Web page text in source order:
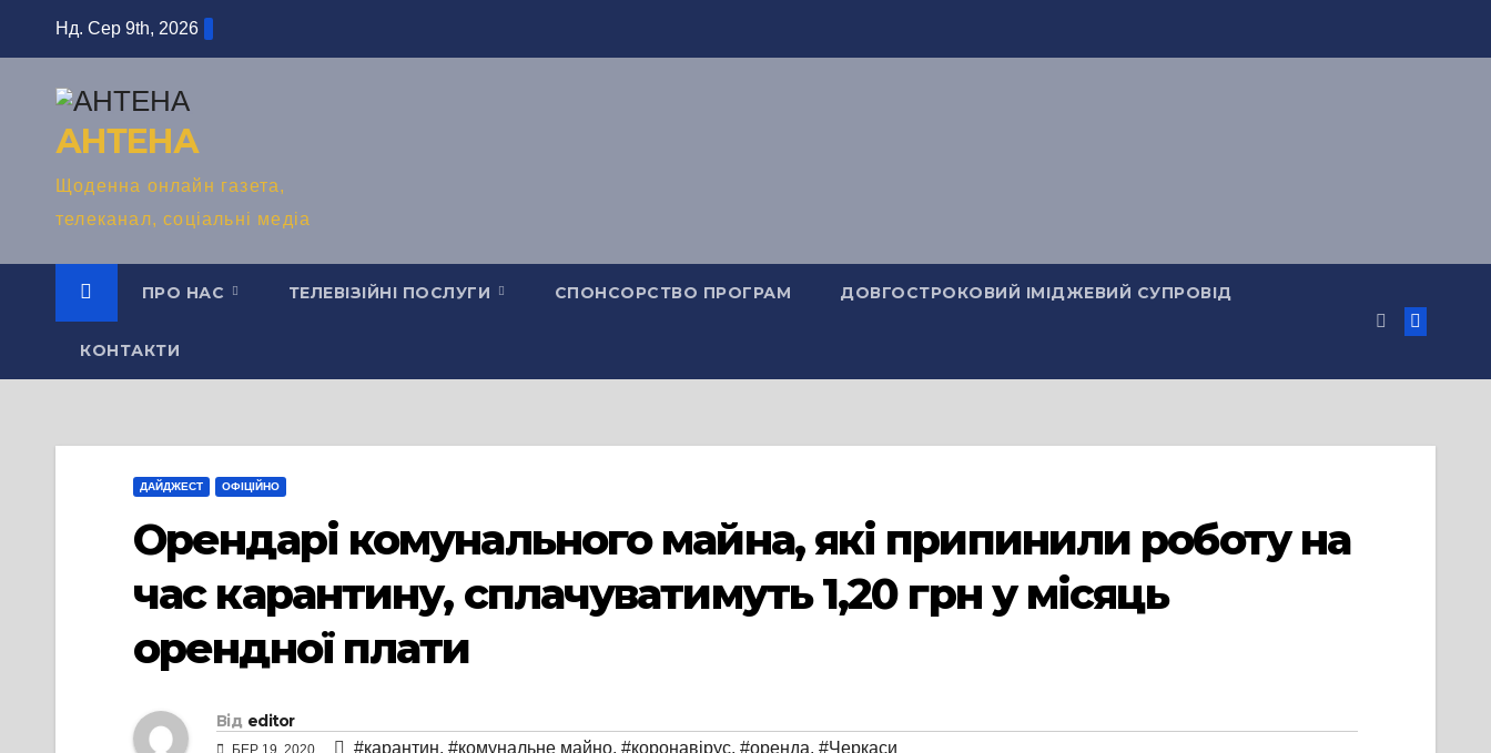
Нд. Сер 9th, 2026
АНТЕНА
Щоденна онлайн газета,
телеканал, соціальні медіа
ПРО НАС ТЕЛЕВІЗІЙНІ ПОСЛУГИ СПОНСОРСТВО ПРОГРАМ ДОВГОСТРОКОВИЙ ІМІДЖЕВИЙ СУПРОВІД
КОНТАКТИ
ДАЙДЖЕСТ ОФІЦІЙНО
Орендарі комунального майна, які припинили роботу на
час карантину, сплачуватимуть 1,20 грн у місяць
орендної плати
Від editor
БЕР 19, 2020 #карантин, #комунальне майно, #коронавірус, #оренда, #Черкаси